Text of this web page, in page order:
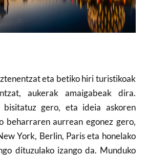
eta betiko hiri turistikoak
aukerak amaigabeak dira.
gero, eta ideia askoren
beharraren aurrean egonez gero,
York, Berlin, Paris eta honelako
dituzulako izango da. Munduko